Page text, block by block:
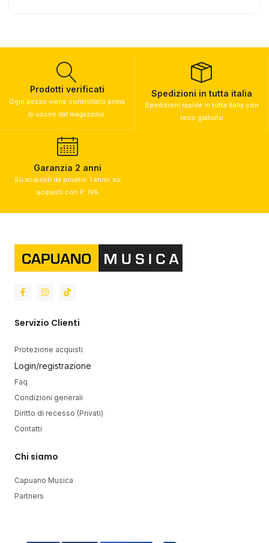
Prodotti verificati
Ogni pezzo viene controllato prima
di uscire dal magazzino.
Spedizioni in tutta italia
Spedizioni rapide in tutta italia con
reso gratuito
Garanzia 2 anni
Su acquisti da privato; 1 anno su
acquisti con P. IVA​
Servizio Clienti
Protezione acquisti
Login/registrazione
Faq
Condizioni generali
Diritto di recesso (Privati)
Contatti
Chi siamo
Capuano Musica
Partners